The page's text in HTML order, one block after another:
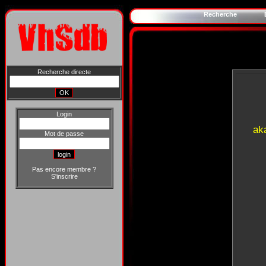
Recherche directe
Login
Mot de passe
Pas encore membre ?
S'inscrire
Recherche